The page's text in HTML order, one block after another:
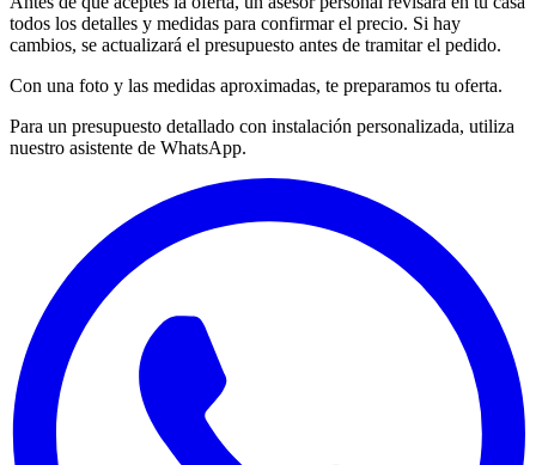
todos los detalles y medidas para confirmar el precio. Si hay
cambios, se actualizará el presupuesto antes de tramitar el pedido.
Con una foto y las medidas aproximadas, te preparamos tu oferta.
Para un presupuesto detallado con instalación personalizada, utiliza
nuestro asistente de WhatsApp.